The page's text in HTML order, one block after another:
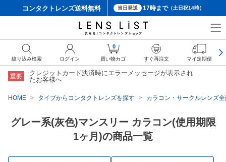
コンタクトレンズ送料無料 当日発送 17時まで（土日祝14時）
重要
クレジットカード決済時にエラーメッセージが表示され
たお客様へ
HOME タイプからコンタクトレンズを探す カラコン・サークルレンズ
グレー系(灰色)マンスリー カラコン(使用期限
1ヶ月)の商品一覧
絞り込み検索 ログイン
0
買い物カゴ すぐ再注文 マイ定期便